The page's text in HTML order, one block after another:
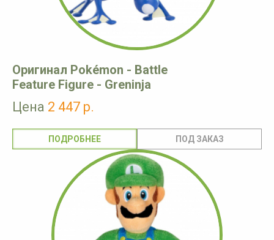
Оригинал Pokémon - Battle
Feature Figure - Greninja
Цена 2 447 р.
ПОДРОБНЕЕ